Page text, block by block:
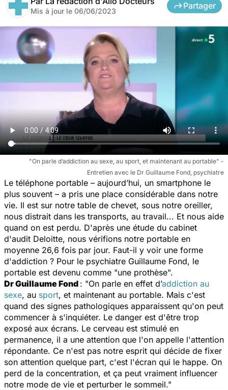
Mis à jour le 06/06/2023
Partager
"On parle d’addiction au sexe, au sport, et maintenant au portable" -
Entretien avec le Dr Guillaume Fond, psychiatre
Le téléphone portable – aujourd’hui, un smartphone le
plus souvent – a pris une place considérable dans notre
vie. Il est sur notre table de chevet, sous notre oreiller,
nous distrait dans les transports, au travail... Et nous aide
quand on est perdu. D'après une étude du cabinet
d'audit Deloitte, nous vérifions notre portable en
moyenne 26,6 fois par jour. Faut-il y voir une forme
d'addiction ? Pour le psychiatre Guillaume Fond, le
portable est devenu comme "une prothèse".
Dr Guillaume Fond : "On parle en effet d’addiction au
sexe, au sport, et maintenant au portable. Mais c'est
quand des signes pathologiques apparaissent qu'on peut
commencer à s'inquiéter. Le danger est d'être trop
exposé aux écrans. Le cerveau est stimulé en
permanence, il a une attention que l'on appelle l'attention
répondante. Ce n'est pas notre esprit qui décide de fixer
son attention quelque part, c'est l'écran qui le happe. On
perd de la concentration, et ça peut vraiment influencer
notre mode de vie et perturber le sommeil."